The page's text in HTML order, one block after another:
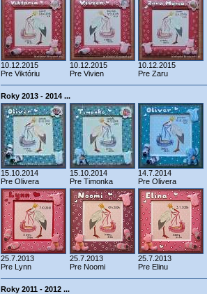
10.12.2015
Pre Viktóriu
10.12.2015
Pre Vivien
10.12.2015
Pre Zaru
Roky 2013 - 2014 ...
15.10.2014
Pre Olivera
15.10.2014
Pre Timonka
14.7.2014
Pre Olivera
25.7.2013
Pre Lynn
25.7.2013
Pre Noomi
25.7.2013
Pre Elinu
Roky 2011 - 2012 ...